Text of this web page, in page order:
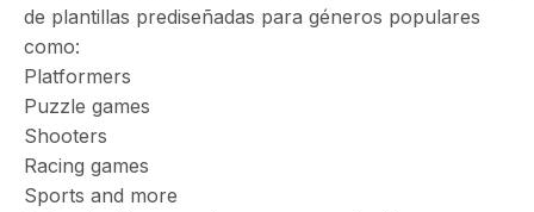
de plantillas prediseñadas para géneros populares
como:
Platformers
Puzzle games
Shooters
Racing games
Sports and more